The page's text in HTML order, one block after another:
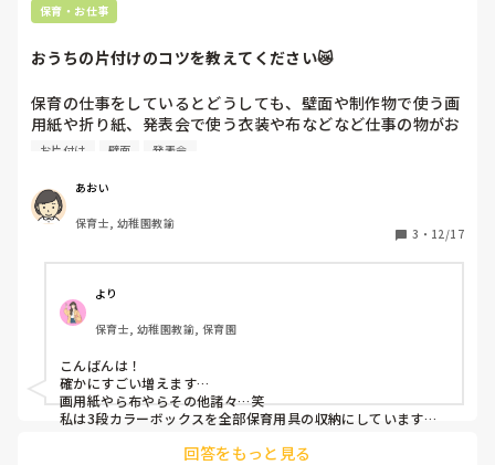
そこで家にあった不要な布で目隠しカーテンを作ったり、オ
ムツ替えの順番待ちなどの時に0歳児(満1歳児)がちょっと触
って気を紛らわせられる程度の手作りマラカスを何個か持っ
て行ったりしたのですが、入って一年も経たないパートが、
担任に相談の上とはいえ出しゃばりすぎてしまった気がして
います
囲に恐縮されてしまっているのがわかって、やってしまった
な…と後悔しています
全体の雰囲気はとても良い園で、具体的に非難されたり冷た
い目で見られたりしたわけではないのですが、目立ってしま
もっと保育や補助的業務の腕を磨く？べきなのはわかってい
い業務とはズレた部分で余計なことをしてしまいました
もっと園の事をよく知ってから行動すれば良かった…自分で
も何を言っているのかよくわからないのですが、我に返って
みて｢ろくに経験もなくて仕事できてない癖に〜｣と恥ずかし
保育・お仕事
おうちの片付けのコツを教えてください😿
保育の仕事をしているとどうしても、壁面や制作物で使う画
用紙や折り紙、発表会で使う衣装や布などなど仕事の物がお
家に多くなってきませんか？
てください🙇‍♀️
お片付け 壁面 発表会
あおい
保育士, 幼稚園教諭
3 ・ 12/17
より
保育士, 幼稚園教諭, 保育園
こんばんは！
確かにすごい増えます…
画用紙やら布やらその他諸々…笑
私は3段カラーボックスを全部保育用具の収納にしています
引き出しタイプの収納をつけておけば、小物も画用紙も全部収
回答をもっと見る